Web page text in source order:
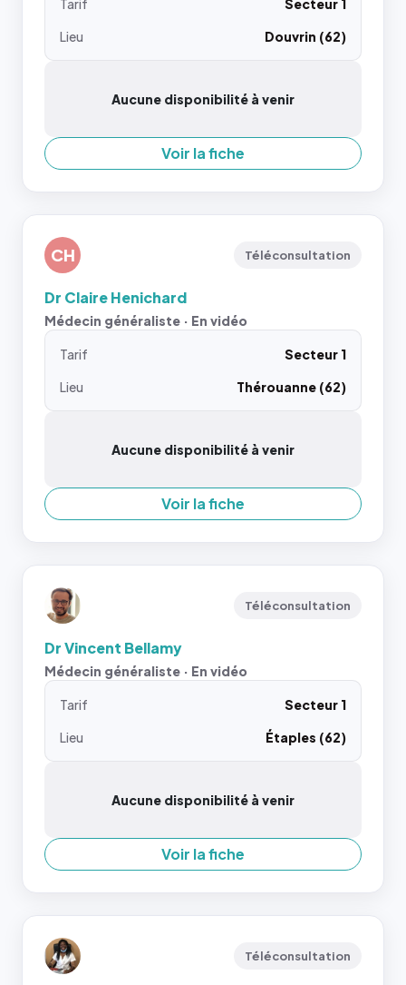
Tarif
Secteur 1
Lieu
Douvrin (62)
Aucune disponibilité à venir
Voir la fiche
CH Téléconsultation
Dr Claire Henichard
Médecin généraliste · En vidéo
Tarif
Secteur 1
Lieu
Thérouanne (62)
Aucune disponibilité à venir
Voir la fiche
Téléconsultation
Dr Vincent Bellamy
Médecin généraliste · En vidéo
Tarif
Secteur 1
Lieu
Étaples (62)
Aucune disponibilité à venir
Voir la fiche
Téléconsultation